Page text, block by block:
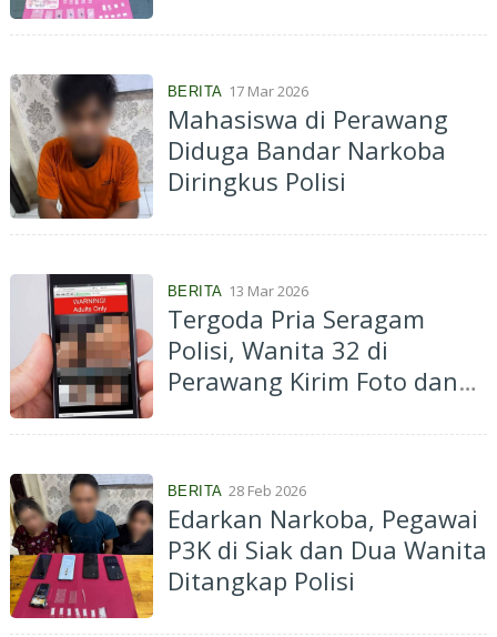
BERITA 17 Mar 2026
Mahasiswa di Perawang
Diduga Bandar Narkoba
Diringkus Polisi
BERITA 13 Mar 2026
Tergoda Pria Seragam
Polisi, Wanita 32 di
Perawang Kirim Foto dan
Diamankan
BERITA 28 Feb 2026
Edarkan Narkoba, Pegawai
P3K di Siak dan Dua Wanita
Ditangkap Polisi